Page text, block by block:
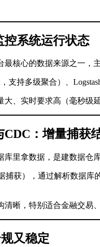
控系统运行状态
最核心的数据来源之一，
支持多级聚合）、
大、实时要求高（毫秒级
：增量捕获
里拿数据，是建数据仓
捕获），通过解析数据库
晰，特别适合金融交易
又稳定